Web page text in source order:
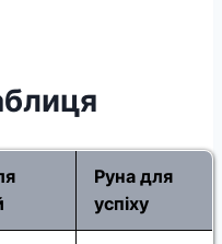
Руна для
успіху